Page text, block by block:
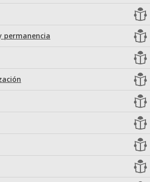
permanencia